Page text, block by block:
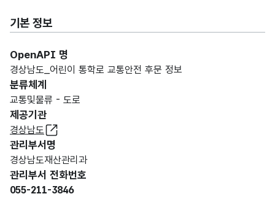
기본 정보
OpenAPI 명
경상남도_어린이 통학로 교통안전 후문 정보
분류체계
교통및물류 - 도로
제공기관
경상남도
관리부서명
경상남도재산관리과
관리부서 전화번호
055-211-3846